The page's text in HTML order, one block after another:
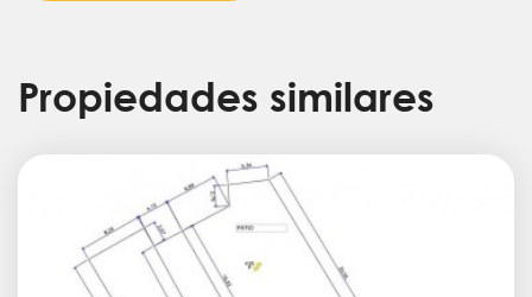
Propiedades similares